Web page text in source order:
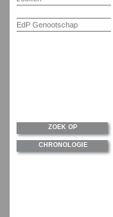
EdP Genootschap
ZOEK OP
CHRONOLOGIE